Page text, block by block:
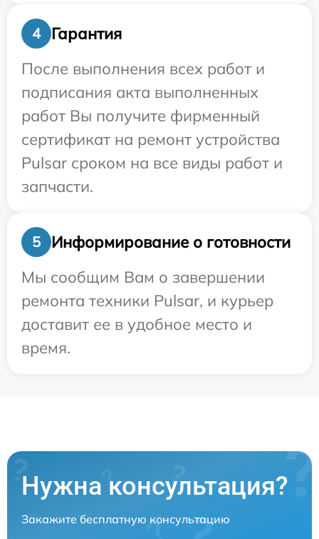
4
Гарантия
После выполнения всех работ и
подписания акта выполненных
работ Вы получите фирменный
сертификат на ремонт устройства
Pulsar сроком на все виды работ и
запчасти.
5
Информирование о готовности
Мы сообщим Вам о завершении
ремонта техники Pulsar, и курьер
доставит ее в удобное место и
время.
Нужна консультация?
Закажите бесплатную консультацию